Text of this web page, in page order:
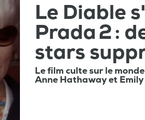
Le Diable
Prada 2 :
stars
Le film culte sur le
Anne Hathaway et